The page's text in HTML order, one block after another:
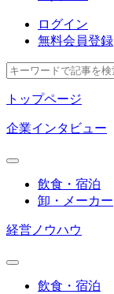
ログイン
無料会員登録
トップページ
企業インタビュー
飲食・宿泊
卸・メーカー
経営ノウハウ
飲食・宿泊